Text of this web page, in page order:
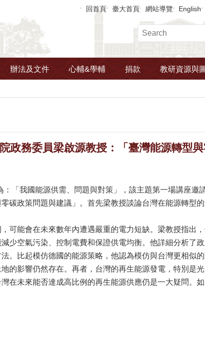
回首頁 臺大首頁 網站導覽 English
辦法及文件 心輔&學輔 捐款 教研資源與
政務委員梁啟源教授：「臺灣能源轉型
「我國能源供需、問題與對策」，該主題第一場講座邀
碳政策問題與建議」。首先梁教授談論台灣在能源轉型
可能會在未來數年內遭遇嚴重的電力短缺。梁教授指出
少空氣污染、控制電費和保證供電均衡。他詳細分析了
。比起模仿德國的能源策略，他認為模仿與台灣更相似
的影響仍然存在。再者，台灣的再生能源發電，特別是
在未來能否達成高比例的再生能源供應仍是一大疑問。